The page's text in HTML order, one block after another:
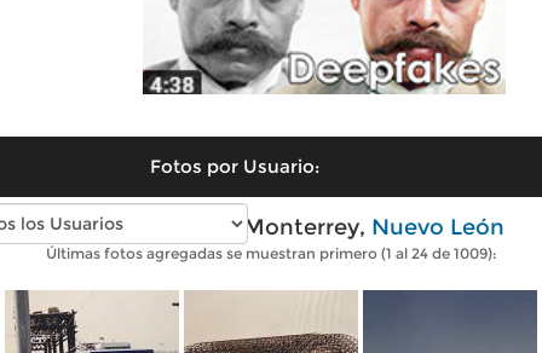
Fotos por Usuario:
Fotos antiguas de Monterrey, Nuevo León
Últimas fotos agregadas se muestran primero (1 al 24 de 1009):